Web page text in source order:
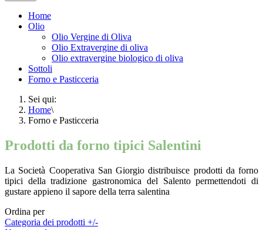
Home
Olio
Olio Vergine di Oliva
Olio Extravergine di oliva
Olio extravergine biologico di oliva
Sottoli
Forno e Pasticceria
Sei qui:
Home\
Forno e Pasticceria
Prodotti da forno tipici Salentini
La Società Cooperativa San Giorgio distribuisce prodotti da forno
tipici della tradizione gastronomica del Salento permettendoti di
gustare appieno il sapore della terra salentina
Ordina per
Categoria dei prodotti +/-